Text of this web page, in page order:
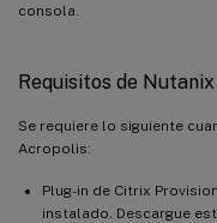
consola.
Requisitos de
Se requiere lo siguiente
Acropolis:
Plug-in de Citrix
instalado. Descargue